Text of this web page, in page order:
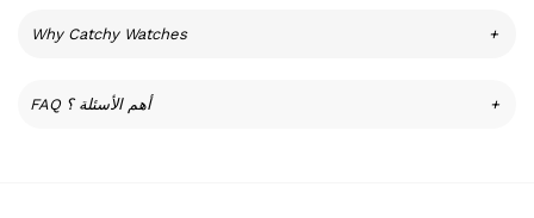
Why Catchy Watches +
FAQ أهم الأسئلة ؟ +